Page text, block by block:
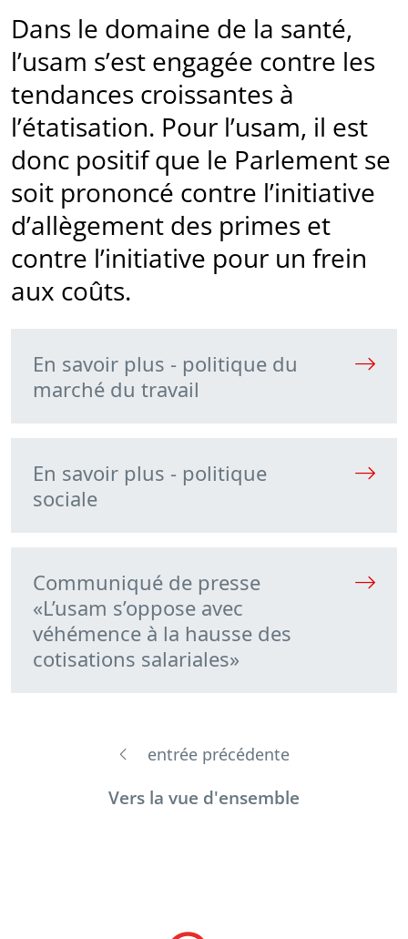
Dans le domaine de la santé,
l’usam s’est engagée contre les
tendances croissantes à
l’étatisation. Pour l’usam, il est
donc positif que le Parlement se
soit prononcé contre l’initiative
d’allègement des primes et
contre l’initiative pour un frein
aux coûts.
En savoir plus - politique du
marché du travail
En savoir plus - politique
sociale
Communiqué de presse
«L’usam s’oppose avec
véhémence à la hausse des
cotisations salariales»
entrée précédente
Vers la vue d'ensemble